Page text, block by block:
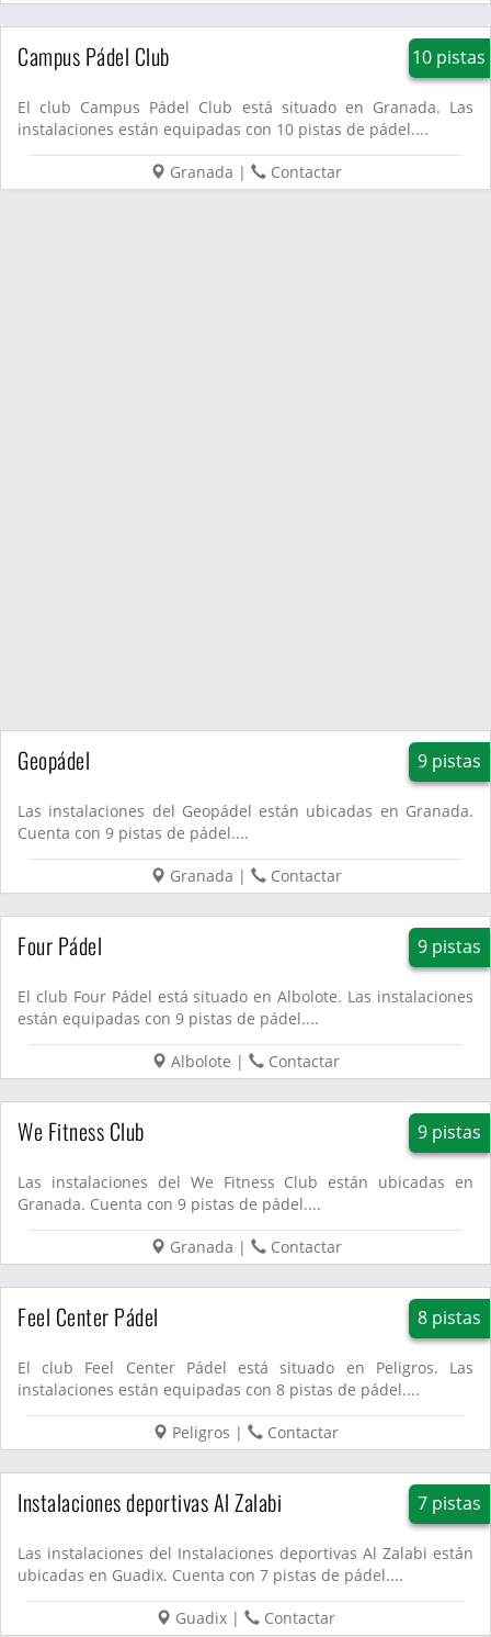
Campus Pádel Club 10 pistas
El club Campus Pádel Club está situado en Granada. Las
instalaciones están equipadas con 10 pistas de pádel....
Granada | Contactar
Geopádel 9 pistas
Las instalaciones del Geopádel están ubicadas en Granada.
Cuenta con 9 pistas de pádel....
Granada | Contactar
Four Pádel 9 pistas
El club Four Pádel está situado en Albolote. Las instalaciones
están equipadas con 9 pistas de pádel....
Albolote | Contactar
We Fitness Club 9 pistas
Las instalaciones del We Fitness Club están ubicadas en
Granada. Cuenta con 9 pistas de pádel....
Granada | Contactar
Feel Center Pádel 8 pistas
El club Feel Center Pádel está situado en Peligros. Las
instalaciones están equipadas con 8 pistas de pádel....
Peligros | Contactar
Instalaciones deportivas Al Zalabi 7 pistas
Las instalaciones del Instalaciones deportivas Al Zalabi están
ubicadas en Guadix. Cuenta con 7 pistas de pádel....
Guadix | Contactar